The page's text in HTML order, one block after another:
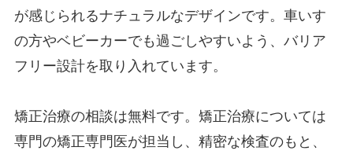
が感じられるナチュラルなデザインです。車いす
の方やベビーカーでも過ごしやすいよう、バリア
フリー設計を取り入れています。
矯正治療の相談は無料です。矯正治療については
専門の矯正専門医が担当し、精密な検査のもと、